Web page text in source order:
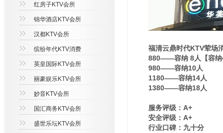
红房子KTV会所
锦华酒店KTV会所
汉都KTV会所
缤纷年代KTV消费
英皇国际KTV会所
丽豪娱乐KTV会所
妙音KTV会所
国汇商务KTV会所
盛世乐坛KTV会所
福清云鼎时代KTV荤场
880——容纳 8人【容纳
980——容纳10人
1180——容纳14人
1380——容纳18人
服务评级：A+
安全评级：A+
行业口碑：九十分